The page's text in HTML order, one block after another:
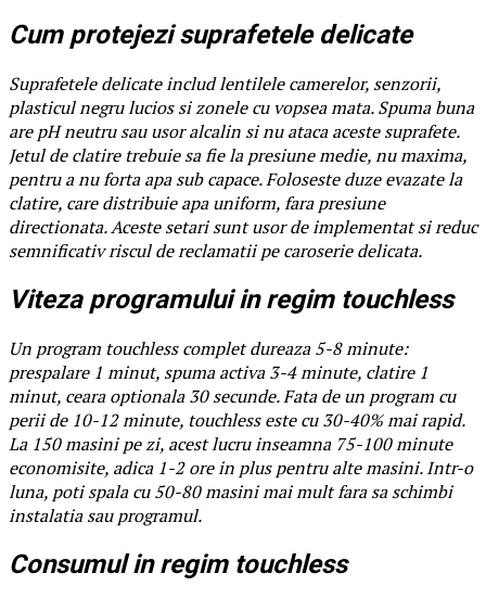
Cum protejezi suprafetele delicate
Suprafetele delicate includ lentilele camerelor, senzorii,
plasticul negru lucios si zonele cu vopsea mata. Spuma buna
are pH neutru sau usor alcalin si nu ataca aceste suprafete.
Jetul de clatire trebuie sa fie la presiune medie, nu maxima,
pentru a nu forta apa sub capace. Foloseste duze evazate la
clatire, care distribuie apa uniform, fara presiune
directionata. Aceste setari sunt usor de implementat si reduc
semnificativ riscul de reclamatii pe caroserie delicata.
Viteza programului in regim touchless
Un program touchless complet dureaza 5-8 minute:
prespalare 1 minut, spuma activa 3-4 minute, clatire 1
minut, ceara optionala 30 secunde. Fata de un program cu
perii de 10-12 minute, touchless este cu 30-40% mai rapid.
La 150 masini pe zi, acest lucru inseamna 75-100 minute
economisite, adica 1-2 ore in plus pentru alte masini. Intr-o
luna, poti spala cu 50-80 masini mai mult fara sa schimbi
instalatia sau programul.
Consumul in regim touchless